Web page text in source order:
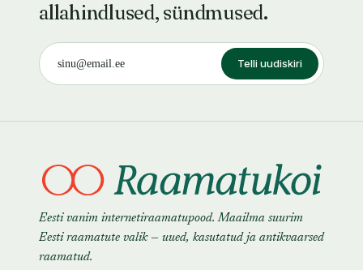
allahindlused, sündmused.
Telli uudiskiri
Eesti vanim internetiraamatupood. Maailma suurim
Eesti raamatute valik — uued, kasutatud ja antikvaarsed
raamatud.